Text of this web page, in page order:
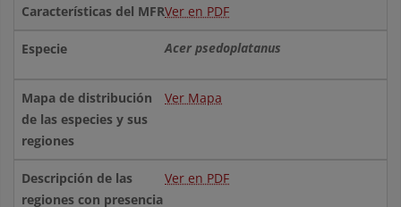
Ver en PDF
Acer psedoplatanus
Ver Mapa
Ver en PDF